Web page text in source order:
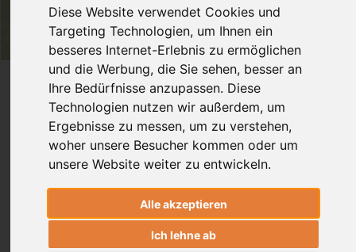
Diese Website verwendet Cookies und
Targeting Technologien, um Ihnen ein
besseres Internet-Erlebnis zu ermöglichen
und die Werbung, die Sie sehen, besser an
Ihre Bedürfnisse anzupassen. Diese
Technologien nutzen wir außerdem, um
Ergebnisse zu messen, um zu verstehen,
woher unsere Besucher kommen oder um
unsere Website weiter zu entwickeln.
Alle akzeptieren
Ich lehne ab
Login